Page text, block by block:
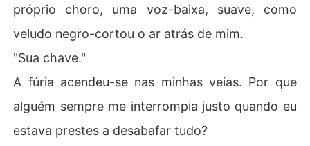
próprio choro, uma voz-baixa, suave, como
veludo negro-cortou o ar atrás de mim.
"Sua chave."
A fúria acendeu-se nas minhas veias. Por que
alguém sempre me interrompia justo quando eu
estava prestes a desabafar tudo?